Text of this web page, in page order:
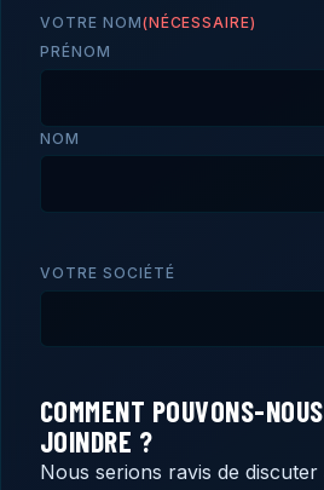
VOTRE NOM(NÉCESSAIRE)
PRÉNOM
NOM
VOTRE SOCIÉTÉ
COMMENT POUVONS-
JOINDRE ?
Nous serions ravis de discuter